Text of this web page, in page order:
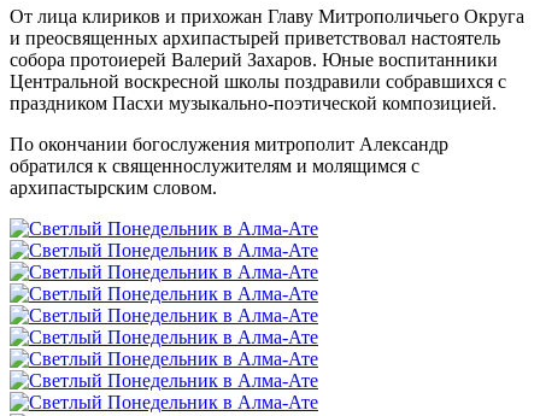
От лица клириков и прихожан Главу Митрополичьего Округа
и преосвященных архипастырей приветствовал настоятель
собора протоиерей Валерий Захаров. Юные воспитанники
Центральной воскресной школы поздравили собравшихся с
праздником Пасхи музыкально-поэтической композицией.
По окончании богослужения митрополит Александр
обратился к священнослужителям и молящимся с
архипастырским словом.